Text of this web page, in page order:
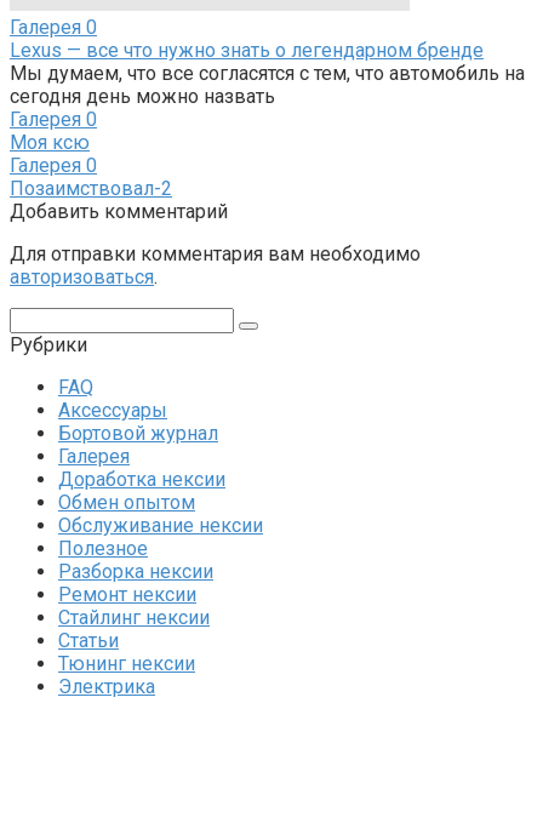
Галерея 0
Lexus — все что нужно знать о легендарном бренде
Мы думаем, что все согласятся с тем, что автомобиль на
сегодня день можно назвать
Галерея 0
Моя ксю
Галерея 0
Позаимствовал-2
Добавить комментарий
Для отправки комментария вам необходимо
авторизоваться.
Рубрики
FAQ
Аксессуары
Бортовой журнал
Галерея
Доработка нексии
Обмен опытом
Обслуживание нексии
Полезное
Разборка нексии
Ремонт нексии
Стайлинг нексии
Статьи
Тюнинг нексии
Электрика